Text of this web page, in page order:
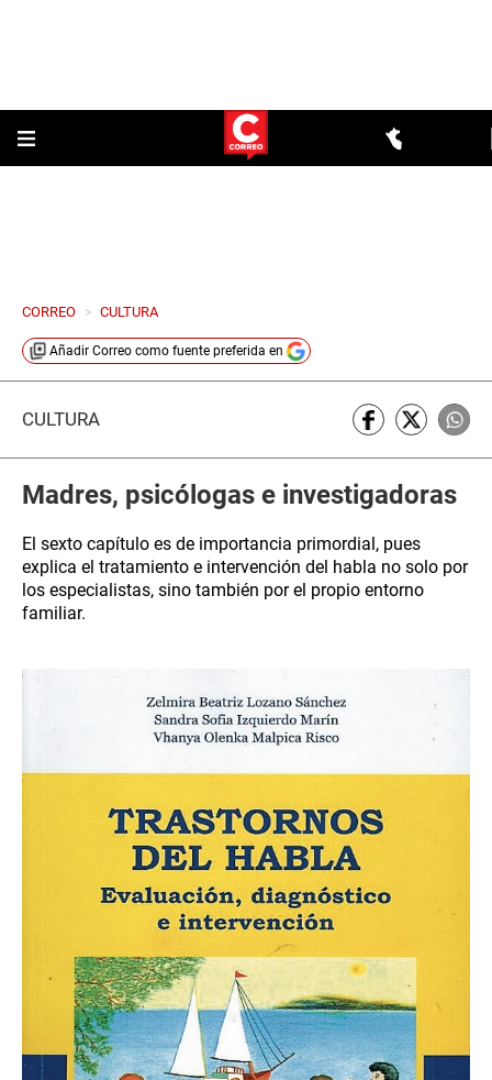
CORREO > CULTURA
Añadir Correo como fuente preferida en
CULTURA
Madres, psicólogas e investigadoras
El sexto capítulo es de importancia primordial, pues
explica el tratamiento e intervención del habla no solo por
los especialistas, sino también por el propio entorno
familiar.